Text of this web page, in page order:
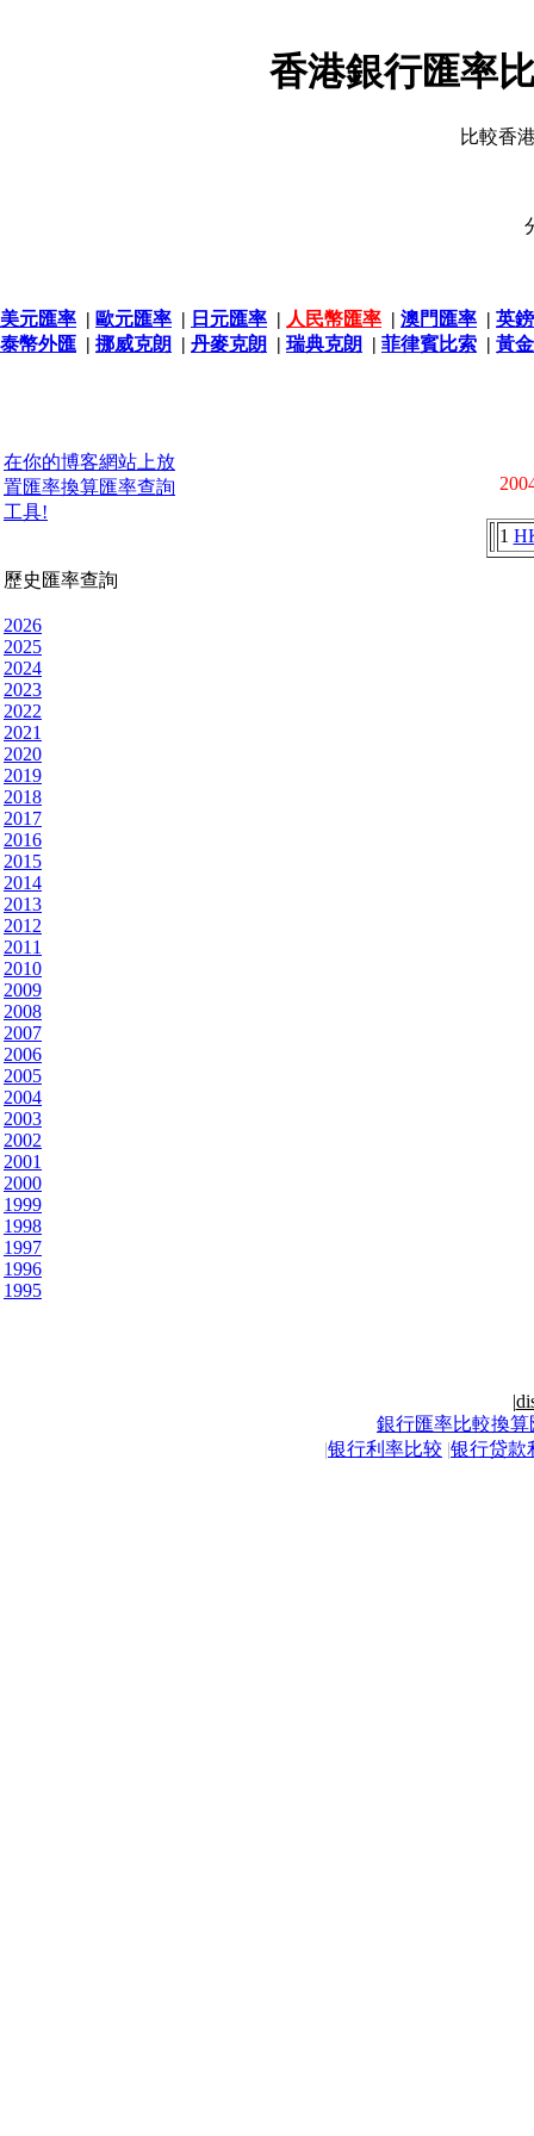
香港銀行匯率
比較香
美元匯率 | 歐元匯率 | 日元匯率 | 人民幣匯率 | 澳門匯率 | 英
泰幣外匯 | 挪威克朗 | 丹麥克朗 | 瑞典克朗 | 菲律賓比索 | 黃
在你的博客網站上放
置匯率換算匯率查詢
工具!
歷史匯率查詢
2026
2025
2024
2023
2022
2021
2020
2019
2018
2017
2016
2015
2014
2013
2012
2011
2010
2009
2008
2007
2006
2005
2004
2003
2002
2001
2000
1999
1998
1997
1996
1995
1
|
銀行匯率比較換算
|银行利率比较 |银行贷款